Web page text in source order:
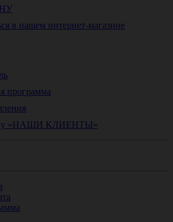
в нашем интернет-магазине
программа
«НАШИ КЛИЕНТЫ»